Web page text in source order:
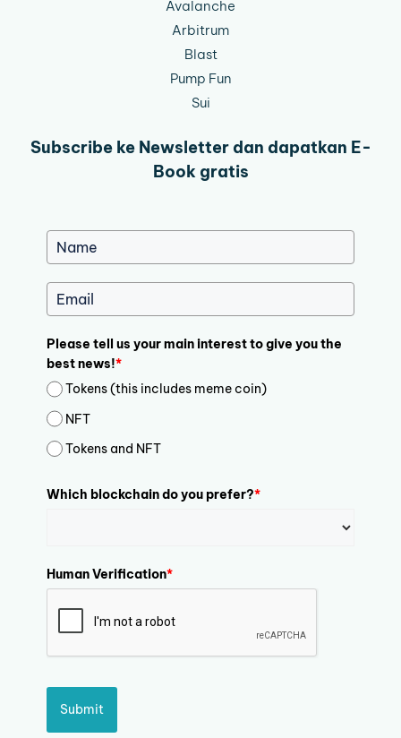
Avalanche
Arbitrum
Blast
Pump Fun
Sui
Subscribe ke Newsletter dan dapatkan E-
Book gratis
Please tell us your main interest to give you the
best news!*
Tokens (this includes meme coin)
NFT
Tokens and NFT
Which blockchain do you prefer?*
Human Verification*
Submit